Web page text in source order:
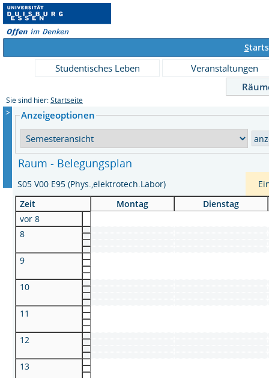
S
Studentisches Leben
Veranstaltungen
Sie sind hier: Startseite
> Anzeigeoptionen
Raum - Belegungsplan
S05 V00 E95 (Phys.,elektrotech.Labor)
Zeit
Montag
Dienstag
vor 8
8
9
10
11
12
13